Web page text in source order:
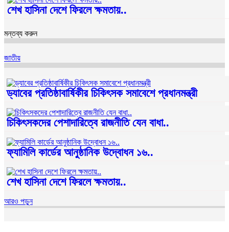
শেখ হাসিনা দেশে ফিরলে ক্ষমতায়..
মন্তব্য করুন
জাতীয়
ড্যাবের প্রতিষ্ঠাবার্ষিকীর চিকিৎসক সমাবেশে প্রধানমন্ত্রী
চিকিৎসকদের পেশাদারিত্বে রাজনীতি যেন বাধা..
ফ্যামিলি কার্ডের আনুষ্ঠানিক উদ্বোধন ১৬..
শেখ হাসিনা দেশে ফিরলে ক্ষমতায়..
আরও পড়ুন